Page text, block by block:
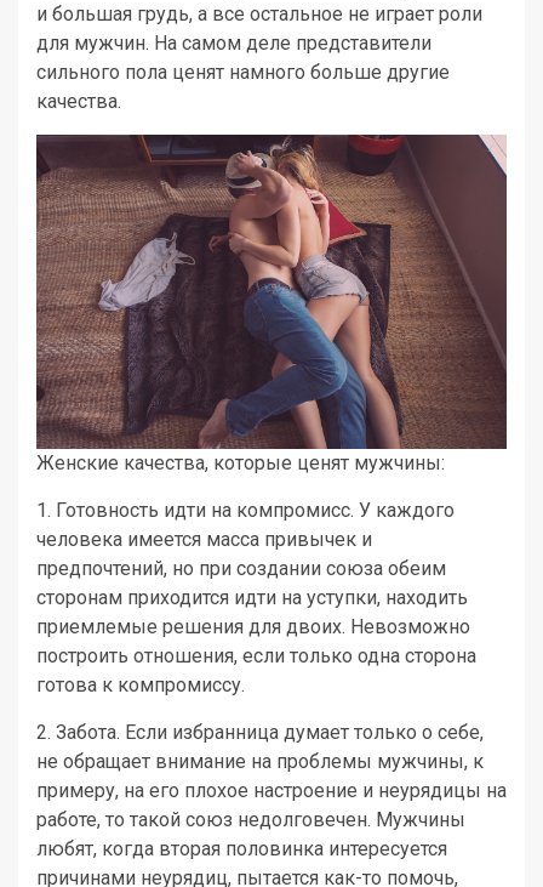
и большая грудь, а все остальное не играет роли
для мужчин. На самом деле представители
сильного пола ценят намного больше другие
качества.
Женские качества, которые ценят мужчины:
1. Готовность идти на компромисс. У каждого
человека имеется масса привычек и
предпочтений, но при создании союза обеим
сторонам приходится идти на уступки, находить
приемлемые решения для двоих. Невозможно
построить отношения, если только одна сторона
готова к компромиссу.
2. Забота. Если избранница думает только о себе,
не обращает внимание на проблемы мужчины, к
примеру, на его плохое настроение и неурядицы на
работе, то такой союз недолговечен. Мужчины
любят, когда вторая половинка интересуется
причинами неурядиц, пытается как-то помочь,